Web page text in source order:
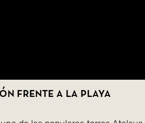
frente a la playa